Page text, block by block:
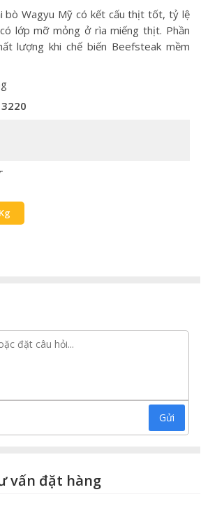
bò Wagyu Mỹ có kết cấu thịt tốt, tỷ lệ
lớp mỡ mỏng ở rìa miếng thịt. Phần
lượng khi chế biến Beefsteak mềm
Kg
Gửi
vấn đặt hàng